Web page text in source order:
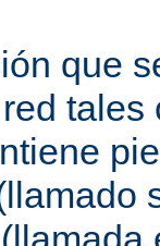
que